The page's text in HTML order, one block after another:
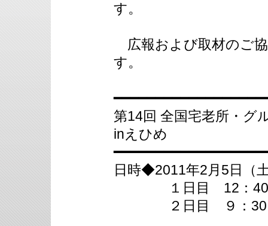
す。
広報および取材のご
す。
第14回 全国宅老所・グ
inえひめ
日時◆2011年2月5日（
１日目 12：40
２日目 ９：30～